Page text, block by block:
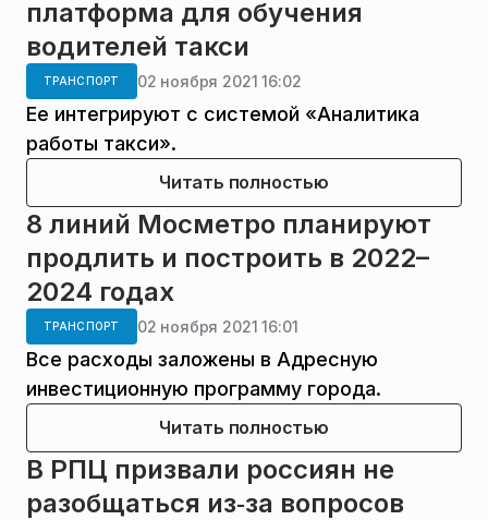
платформа для обучения
водителей такси
ТРАНСПОРТ 02 ноября 2021 16:02
Ее интегрируют с системой «Аналитика
работы такси».
Читать полностью
8 линий Мосметро планируют
продлить и построить в 2022–
2024 годах
ТРАНСПОРТ 02 ноября 2021 16:01
Все расходы заложены в Адресную
инвестиционную программу города.
Читать полностью
В РПЦ призвали россиян не
разобщаться из‑за вопросов